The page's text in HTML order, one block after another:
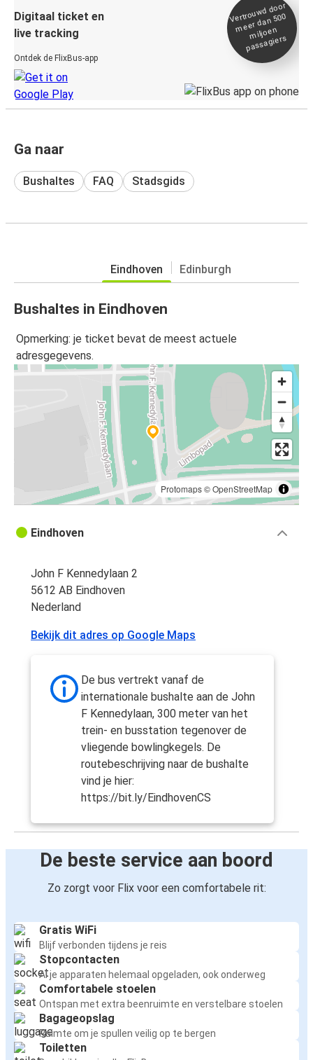
Digitaal ticket en
live tracking
Ontdek de FlixBus-app
Vertrou
wd door
meer dan 500
miljoen
passagiers
Ga naar
Bushaltes FAQ Stadsgids
Eindhoven Edinburgh
Bushaltes in Eindhoven
Opmerking: je ticket bevat de meest actuele
adresgegevens.
Protomaps©OpenStreetMap
Eindhoven
John F Kennedylaan 2
5612 AB Eindhoven
Nederland
Bekijk dit adres op Google Maps
De bus vertrekt vanaf de
internationale bushalte aan de John
F Kennedylaan, 300 meter van het
trein- en busstation tegenover de
vliegende bowlingkegels. De
routebeschrijving naar de bushalte
vind je hier:
https://bit.ly/EindhovenCS
De beste service aan boord
Zo zorgt voor Flix voor een comfortabele rit:
Gratis WiFi
Blijf verbonden tijdens je reis
Stopcontacten
Al je apparaten helemaal opgeladen, ook onderweg
Comfortabele stoelen
Ontspan met extra beenruimte en verstelbare stoelen
Bagageopslag
Ruimte om je spullen veilig op te bergen
Toiletten